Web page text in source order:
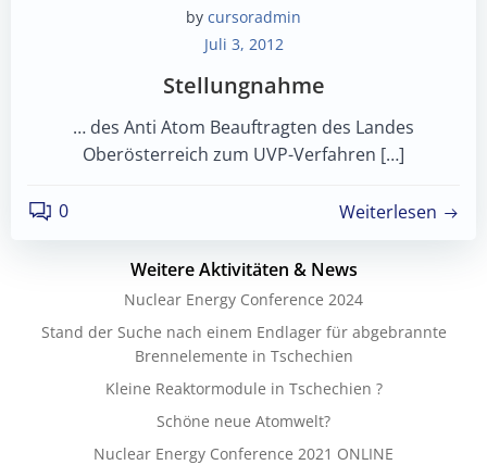
by cursoradmin
Juli 3, 2012
Stellungnahme
… des Anti Atom Beauftragten des Landes
Oberösterreich zum UVP-Verfahren […]
0 Weiterlesen
Weitere Aktivitäten & News
Nuclear Energy Conference 2024
Stand der Suche nach einem Endlager für abgebrannte
Brennelemente in Tschechien
Kleine Reaktormodule in Tschechien ?
Schöne neue Atomwelt?
Nuclear Energy Conference 2021 ONLINE